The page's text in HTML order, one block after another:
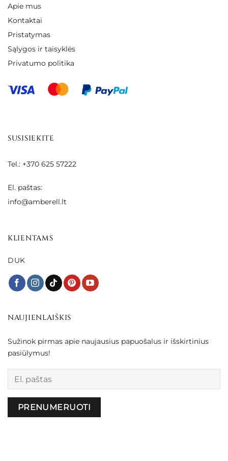
Apie mus
Kontaktai
Pristatymas
Sąlygos ir taisyklės
Privatumo politika
SUSISIEKITE
Tel.: +370 625 57222
El. paštas:
info@amberell.lt
KLIENTAMS
DUK
NAUJIENLAIŠKIS
Sužinok pirmas apie naujausius papuošalus ir išskirtinius
pasiūlymus!
Palikite šį lauką tuščią.